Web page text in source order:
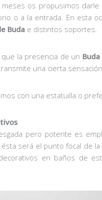
os propusimos
o a la entrada. En esta
Buda e distintos soportes.
la presencia de un Buda
una cierta
con una estatuilla o
pero potente es
será el punto focal de
en baños de